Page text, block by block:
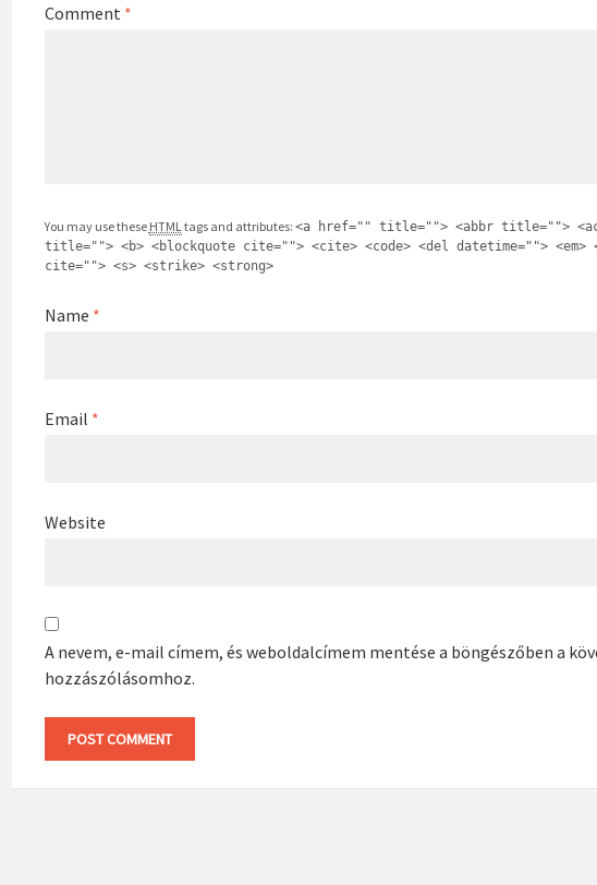
Comment *
You may use these HTML tags and attributes: <a href="" title=""> <abbr title="">
title=""> <b> <blockquote cite=""> <cite> <code> <del datetime=""> <em>
cite=""> <s> <strike> <strong>
Name *
Email *
Website
A nevem, e-mail címem, és weboldalcímem mentése a böngészőben a
hozzászólásomhoz.